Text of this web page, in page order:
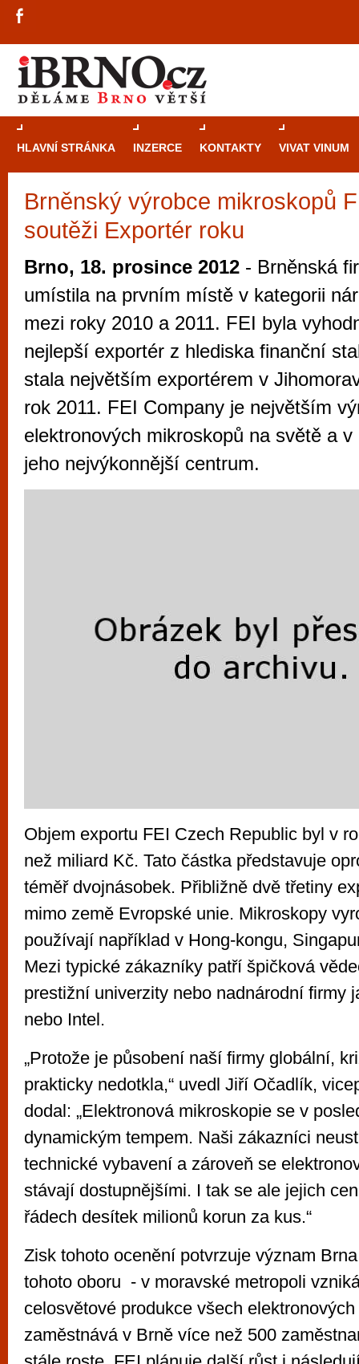
HLAVNÍ STRÁNKA INZERCE KONTAKTY VIVAT VINUM
Brněnský výrobce mikroskopů
soutěži Exportér roku
Brno, 18. prosince 2012 - Brněnská
umístila na prvním místě v kategorii
mezi roky 2010 a 2011. FEI byla
nejlepší exportér z hlediska finanční
stala největším exportérem v
rok 2011. FEI Company je největším
elektronových mikroskopů na světě a
jeho nejvýkonnější centrum.
Objem exportu FEI Czech Republic byl v
než miliard Kč. Tato částka představuje
téměř dvojnásobek. Přibližně dvě třetiny
mimo země Evropské unie. Mikroskopy
používají například v Hong-kongu,
Mezi typické zákazníky patří špičková
prestižní univerzity nebo nadnárodní firmy
nebo Intel.
„Protože je působení naší firmy globální,
prakticky nedotkla,“ uvedl Jiří Očadlík,
dodal: „Elektronová mikroskopie se v
dynamickým tempem. Naši zákazníci
technické vybavení a zároveň se
stávají dostupnějšími. I tak se ale jejich
řádech desítek milionů korun za kus.“
Zisk tohoto ocenění potvrzuje význam
tohoto oboru - v moravské metropoli
celosvětové produkce všech
zaměstnává v Brně více než 500
Průvodce
Brně: Od
Brno je
zajímavé
restaurace,
Mimo jiné je ale také místem, kde si
vyzkoušet různé kasinové hry. V
metropoli naleznete širokou nabídku her
po moderní automaty jak pro pravidelné
příležitostné hráče. V...